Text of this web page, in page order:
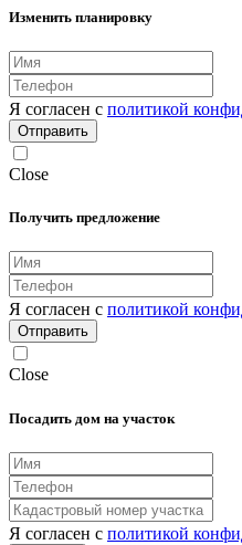
Изменить планировку
Я согласен с политикой
Отправить
Close
Получить предложение
Я согласен с политикой
Отправить
Close
Посадить дом на участок
Я согласен с политикой